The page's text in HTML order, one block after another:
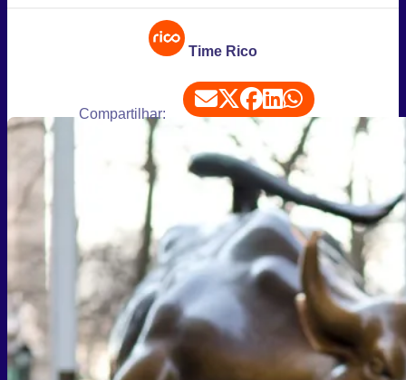
Time Rico
Compartilhar: